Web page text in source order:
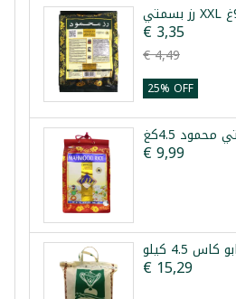
€ 3,35
€ 4,49
25% OFF
4.5كغ
€ 9,99
4.5 كيلو
€ 15,29